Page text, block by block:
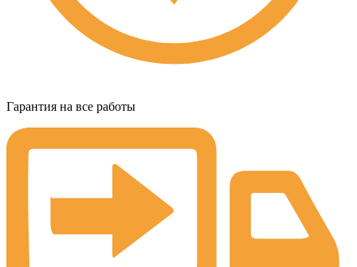
Гарантия на все работы